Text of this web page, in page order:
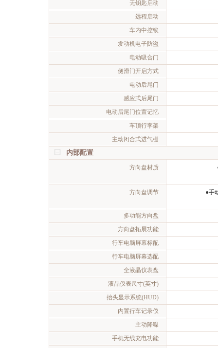
无钥匙启动
远程启动
车内中控锁
发动机电子防盗
电动吸合门
侧滑门开启方式
电动后尾门
感应式后尾门
电动后尾门位置记忆
车顶行李架
主动闭合式进气栅
内部配置
方向盘材质
方向盘调节 ●手
多功能方向盘
方向盘拓展功能
行车电脑屏幕标配
行车电脑屏幕选配
全液晶仪表盘
液晶仪表尺寸(英寸)
抬头显示系统(HUD)
内置行车记录仪
主动降噪
手机无线充电功能